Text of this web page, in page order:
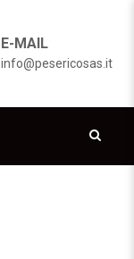
E-MAIL
info@pesericosas.it